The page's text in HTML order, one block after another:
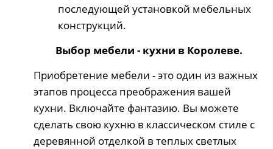
последующей установкой мебельных
конструкций.
Выбор мебели - кухни в Королеве.
Приобретение мебели - это один из важных
этапов процесса преображения вашей
кухни. Включайте фантазию. Вы можете
сделать свою кухню в классическом стиле с
деревянной отделкой в теплых светлых